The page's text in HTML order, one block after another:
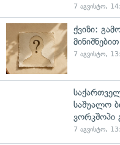
7 აგვისტო,
ქვიზი:
მინიშნებით
7 აგვისტო,
საშუალო
ვორკშოპი
7 აგვისტო,